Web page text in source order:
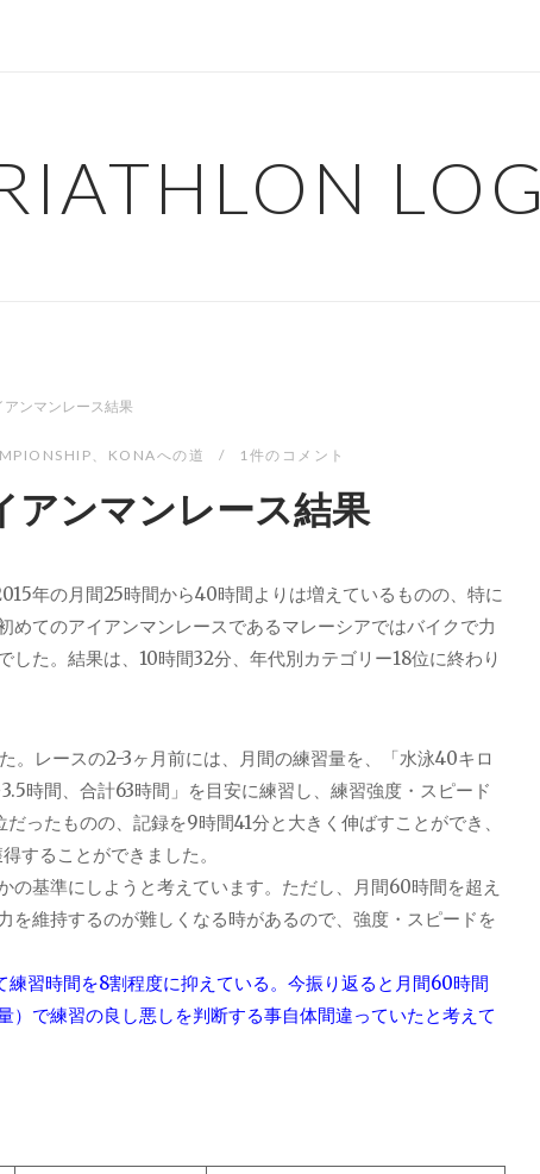
LOG
ンマンレース結果
、 KONAへの道 1件のコメント
ンマンレース結果
年の月間25時間から40時間よりは増えているものの、特に
てのアイアンマンレースであるマレーシアではバイクで力
た。結果は、10時間32分、年代別カテゴリー18位に終わり
。レースの2-3ヶ月前には、月間の練習量を、「水泳40キロ
時間、合計63時間」を目安に練習し、練習強度・スピード
ったものの、記録を9時間41分と大きく伸ばすことができ、
することができました。
基準にしようと考えています。ただし、月間60時間を超え
維持するのが難しくなる時があるので、強度・スピードを
習時間を8割程度に抑えている。今振り返ると月間60時間
で練習の良し悪しを判断する事自体間違っていたと考えて